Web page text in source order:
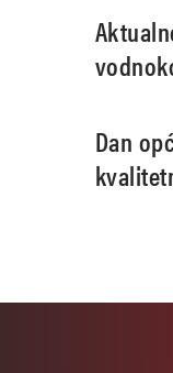
Dan